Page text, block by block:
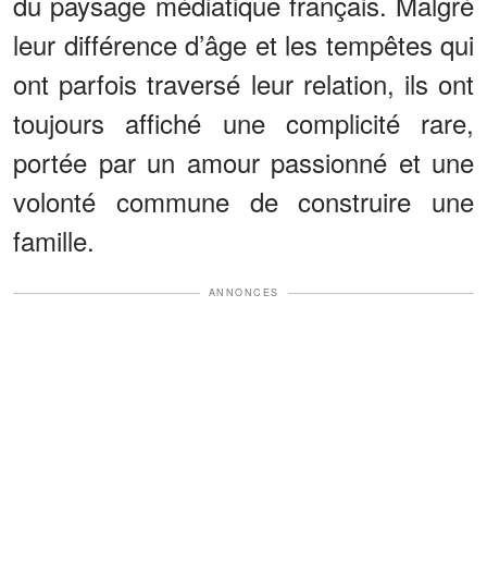
leur différence d’âge et les tempêtes qui
ont parfois traversé leur relation, ils ont
toujours affiché une complicité rare,
portée par un amour passionné et une
volonté commune de construire une
famille.
ANNONCES